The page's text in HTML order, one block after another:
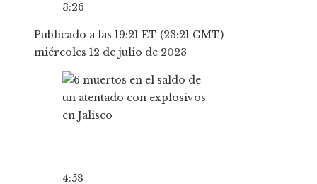
3:26
Publicado a las 19:21 ET (23:21 GMT)
miércoles 12 de julio de 2023
4:58